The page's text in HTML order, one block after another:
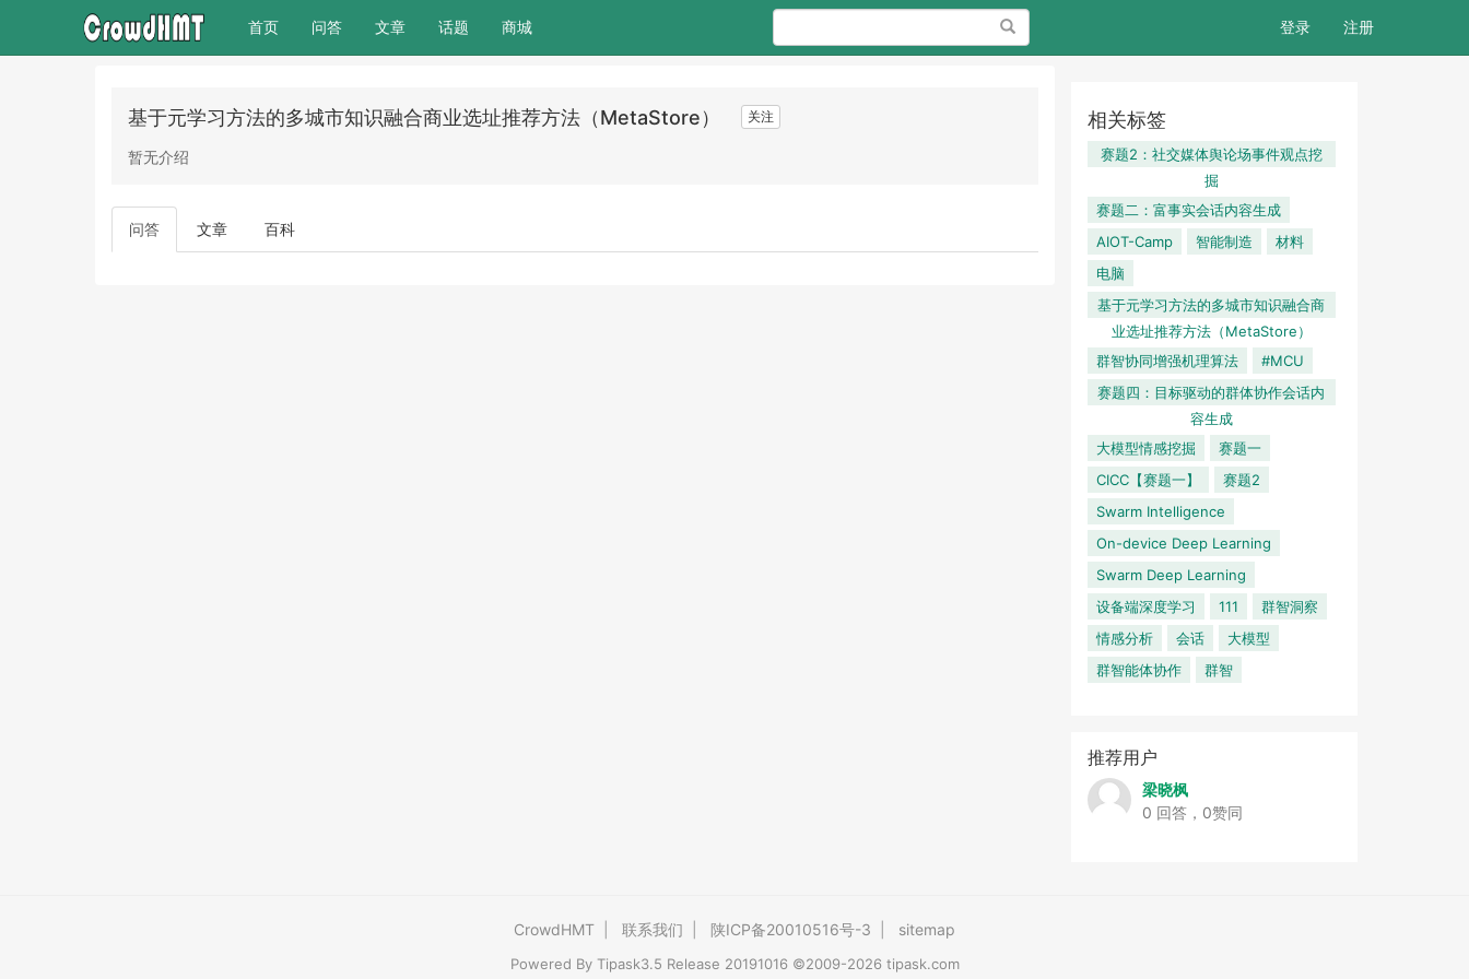
首页(current)
问答 文章 话题 商城 搜索 登录 注册
基于元学习方法的多城市知识融合商业选址推荐方法（MetaStore） 关注
暂无介绍
问答 文章 百科
相关标签
赛题2：社交媒体舆论场事件观点挖
掘
赛题二：富事实会话内容生成
AIOT-Camp
智能制造
材料
电脑
基于元学习方法的多城市知识融合商
业选址推荐方法（MetaStore）
群智协同增强机理算法
#MCU
赛题四：目标驱动的群体协作会话内
容生成
大模型情感挖掘
赛题一
CICC【赛题一】
赛题2
Swarm Intelligence
On-device Deep Learning
Swarm Deep Learning
设备端深度学习
111
群智洞察
情感分析
会话
大模型
群智能体协作
群智
推荐用户
梁晓枫
0 回答，0赞同
CrowdHMT 联系我们 陕ICP备20010516号-3 sitemap
Powered By Tipask3.5 Release 20191016 ©2009-2026 tipask.com